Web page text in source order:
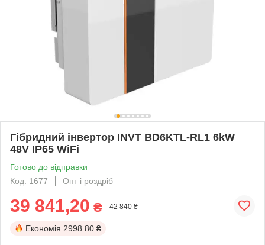
Гібридний інвертор INVT BD6KTL-RL1 6kW
48V IP65 WiFi
Готово до відправки
Код: 1677
Опт і роздріб
39 841,20 ₴ 42 840 ₴
Економія 2998.80 ₴